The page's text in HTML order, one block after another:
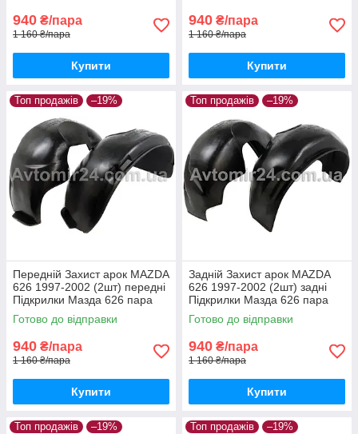
940 ₴/пара
1 160 ₴/пара
Купити
940 ₴/пара
1 160 ₴/пара
Купити
Топ продажів –19%
Передній Захист арок MAZDA
626 1997-2002 (2шт) передні
Підкрилки Мазда 626 пара
передніх
Готово до відправки
940 ₴/пара
1 160 ₴/пара
Купити
Топ продажів –19%
Задній Захист арок MAZDA
626 1997-2002 (2шт) задні
Підкрилки Мазда 626 пара
задніх
Готово до відправки
940 ₴/пара
1 160 ₴/пара
Купити
Топ продажів –19% Топ продажів –19%